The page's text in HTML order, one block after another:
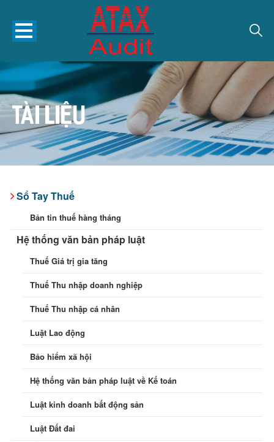
TÀI LIỆU
Sổ Tay Thuế
Bản tin thuế hàng tháng
Hệ thống văn bản pháp luật
Thuế Giá trị gia tăng
Thuế Thu nhập doanh nghiệp
Thuế Thu nhập cá nhân
Luật Lao động
Bảo hiểm xã hội
Hệ thống văn bản pháp luật về Kế toán
Luật kinh doanh bất động sản
Luật Đất đai